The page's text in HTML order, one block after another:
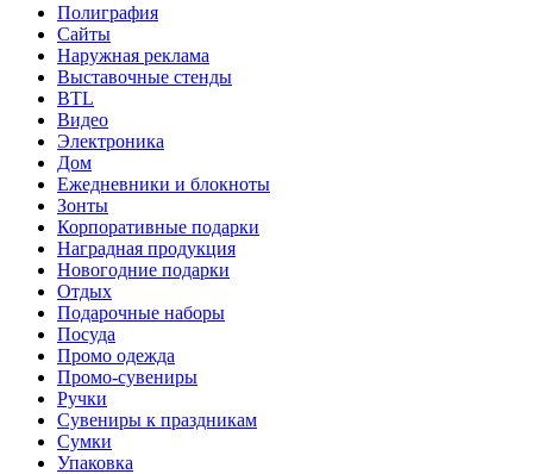
Полиграфия
Сайты
Наружная реклама
Выставочные стенды
BTL
Видео
Электроника
Дом
Ежедневники и блокноты
Зонты
Корпоративные подарки
Наградная продукция
Новогодние подарки
Отдых
Подарочные наборы
Посуда
Промо одежда
Промо-сувениры
Ручки
Сувениры к праздникам
Сумки
Упаковка